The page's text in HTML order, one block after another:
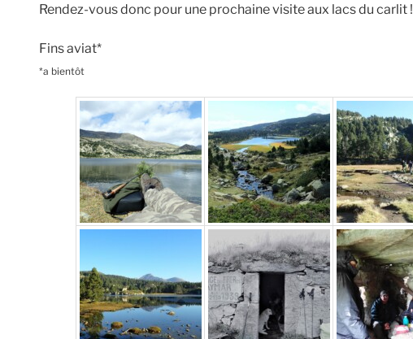
Rendez-vous donc pour une prochaine visite aux lacs du carlit !
Fins aviat*
*a bientôt